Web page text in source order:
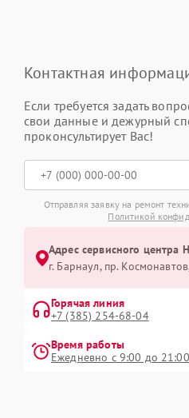
Контактная
Если требуется задать
свои данные и дежурный
проконсультирует Вас!
Отправляя заявку на ремонт
Политикой
Адрес сервисного центра
г. Барнаул, ​пр.
Горячая линия
+7 (385) 254-68-04
Время работы
Ежедневно с 9:00 до 21:00